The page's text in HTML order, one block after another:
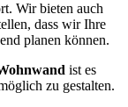
Wir bieten auch
dass wir Ihre
planen können.
ist es
zu gestalten.